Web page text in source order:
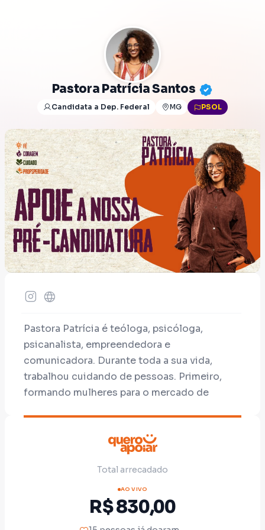
Pastora Patrícia Santos
Candidata a Dep. Federal MG PSOL
Pastora Patrícia é teóloga, psicóloga,
psicanalista, empreendedora e
comunicadora. Durante toda a sua vida,
trabalhou cuidando de pessoas. Primeiro,
formando mulheres para o mercado de
acolhendo dores que quase nunca aparecem
nas estatísticas. E, como pastora,
caminhando ao lado de famílias que
encontraram na fé a força para continuar
apesar das dificuldades e das opressões.
Total arrecadado
AO VIVO
R$ 830,00